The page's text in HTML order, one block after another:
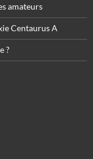
amateurs
Centaurus A
?